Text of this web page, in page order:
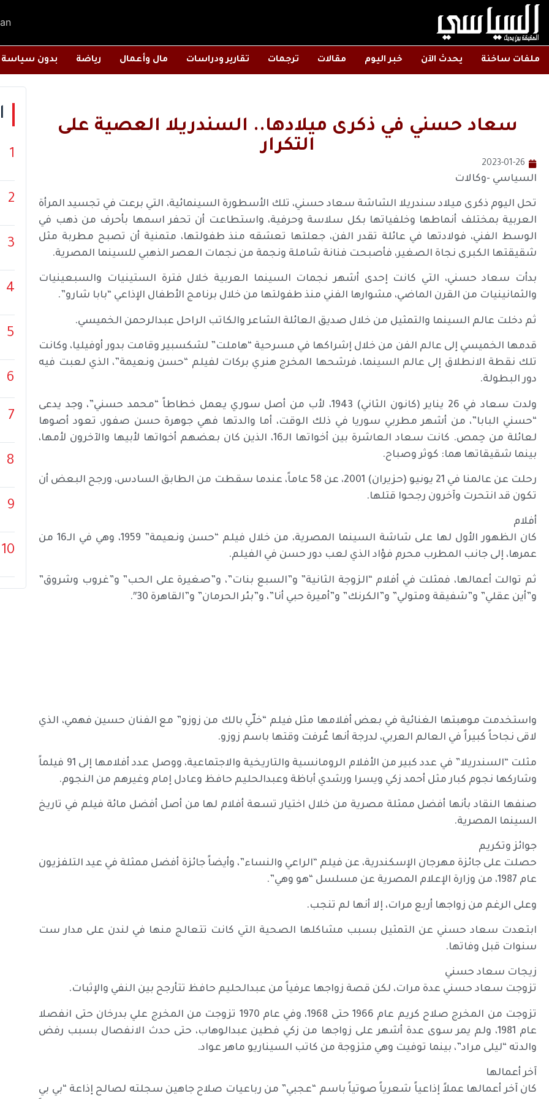
ملفات ساخنة يحدث الآن خبر اليوم مقالات ترجمات تقارير ودراسات مال وأعمال رياضة بدون سياسة
سعاد حسني في ذكرى ميلادها.. السندريلا العصية على
التكرار
2023-01-26
السياسي -وكالات
تحل اليوم ذكرى ميلاد سندريلا الشاشة سعاد حسني، تلك الأسطورة السينمائية، التي برعت في تجسيد المرأة
العربية بمختلف أنماطها وخلفياتها بكل سلاسة وحرفية، واستطاعت أن تحفر اسمها بأحرف من ذهب في
الوسط الفني، فولادتها في عائلة تقدر الفن، جعلتها تعشقه منذ طفولتها، متمنية أن تصبح مطربة مثل
شقيقتها الكبرى نجاة الصغير، فأصبحت فنانة شاملة ونجمة من نجمات العصر الذهبي للسينما المصرية.
بدأت سعاد حسني، التي كانت إحدى أشهر نجمات السينما العربية خلال فترة الستينيات والسبعينيات
والثمانينيات من القرن الماضي، مشوارها الفني منذ طفولتها من خلال برنامج الأطفال الإذاعي “بابا شارو”.
ثم دخلت عالم السينما والتمثيل من خلال صديق العائلة الشاعر والكاتب الراحل عبدالرحمن الخميسي.
قدمها الخميسي إلى عالم الفن من خلال إشراكها في مسرحية “هاملت” لشكسبير وقامت بدور أوفيليا، وكانت
تلك نقطة الانطلاق إلى عالم السينما، فرشحها المخرج هنري بركات لفيلم “حسن ونعيمة”، الذي لعبت فيه
دور البطولة.
ولدت سعاد في 26 يناير (كانون الثاني) 1943، لأب من أصل سوري يعمل خطاطاً “محمد حسني”، وجد يدعى
“حسني البابا”، من أشهر مطربي سوريا في ذلك الوقت، أما والدتها فهي جوهرة حسن صفور، تعود أصوها
لعائلة من حِمص. كانت سعاد العاشرة بين أخواتها الـ16، الذين كان بعضهم أخواتها لأبيها والآخرون لأمها،
بينما شقيقاتها هما: كوثر وصباح.
رحلت عن عالمنا في 21 يونيو (حزيران) 2001، عن 58 عاماً، عندما سقطت من الطابق السادس، ورجح البعض أن
تكون قد انتحرت وآخرون رجحوا قتلها.
أفلام
كان الظهور الأول لها على شاشة السينما المصرية، من خلال فيلم “حسن ونعيمة” 1959، وهي في الـ16 من
عمرها، إلى جانب المطرب محرم فؤاد الذي لعب دور حسن في الفيلم.
ثم توالت أعمالها، فمثلت في أفلام “الزوجة الثانية” و”السبع بنات”، و”صغيرة على الحب” و”غروب وشروق”
و”أين عقلي” و”شفيقة ومتولي” و”الكرنك” و”أميرة حبي أنا”، و”بئر الحرمان” و”القاهرة 30″.
واستخدمت موهبتها الغنائية في بعض أفلامها مثل فيلم “خلّي بالك من زوزو” مع الفنان حسين فهمي، الذي
لاقى نجاحاً كبيراً في العالم العربي، لدرجة أنها عُرفت وقتها باسم زوزو.
مثلت “السندريلا” في عدد كبير من الأفلام الرومانسية والتاريخية والاجتماعية، ووصل عدد أفلامها إلى 91 فيلماً
وشاركها نجوم كبار مثل أحمد زكي ويسرا ورشدي أباظة وعبدالحليم حافظ وعادل إمام وغيرهم من النجوم.
صنفها النقاد بأنها أفضل ممثلة مصرية من خلال اختيار تسعة أفلام لها من أصل أفضل مائة فيلم في تاريخ
السينما المصرية.
جوائز وتكريم
حصلت على جائزة مهرجان الإسكندرية، عن فيلم “الراعي والنساء”، وأيضاً جائزة أفضل ممثلة في عيد التلفزيون
عام 1987، من وزارة الإعلام المصرية عن مسلسل “هو وهي”.
وعلى الرغم من زواجها أربع مرات، إلا أنها لم تنجب.
ابتعدت سعاد حسني عن التمثيل بسبب مشاكلها الصحية التي كانت تتعالج منها في لندن على مدار ست
سنوات قبل وفاتها.
زيجات سعاد حسني
تزوجت سعاد حسني عدة مرات، لكن قصة زواجها عرفياً من عبدالحليم حافظ تتأرجح بين النفي والإثبات.
تزوجت من المخرج صلاح كريم عام 1966 حتى 1968، وفي عام 1970 تزوجت من المخرج علي بدرخان حتى انفصلا
عام 1981، ولم يمر سوى عدة أشهر على زواجها من زكي فطين عبدالوهاب، حتى حدث الانفصال بسبب رفض
والدته “ليلى مراد”، بينما توفيت وهي متزوجة من كاتب السيناريو ماهر عواد.
آخر أعمالها
كان آخر أعمالها عملاً إذاعياً شعرياً صوتياً باسم “عجبي” من رباعيات صلاح جاهين سجلته لصالح إذاعة “بي بي
1
2
3
4
5
6
7
8
9
10